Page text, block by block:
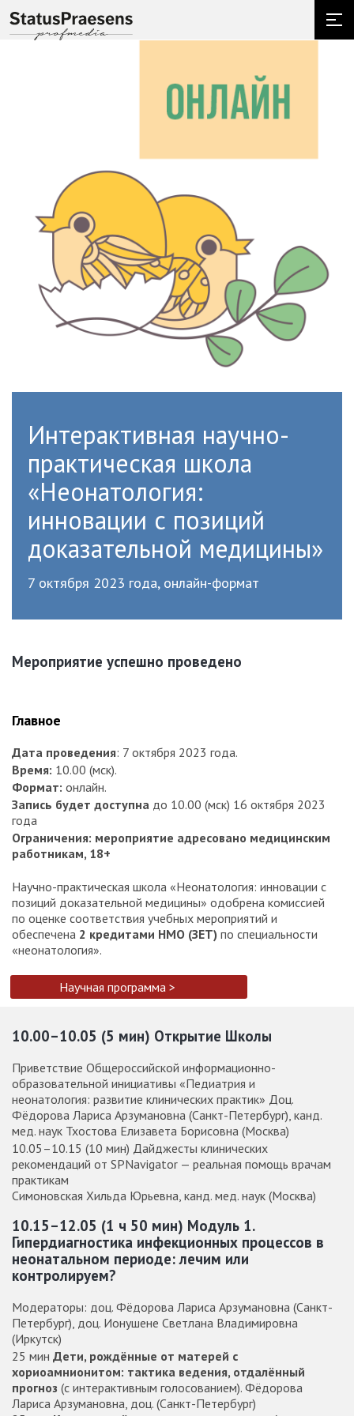
Интерактивная научно-
практическая школа
«Неонатология:
инновации с позиций
доказательной медицины»
7 октября 2023 года, онлайн-формат
Мероприятие успешно проведено
Главное
Дата проведения: 7 октября 2023 года.
Время: 10.00 (мск).
Формат: онлайн.
Запись будет доступна до 10.00 (мск) 16 октября 2023
года
Ограничения: мероприятие адресовано медицинским
работникам, 18+
Научно-практическая школа «Неонатология: инновации с
позиций доказательной медицины» одобрена комиссией
по оценке соответствия учебных мероприятий и
обеспечена 2 кредитами НМО (ЗЕТ) по специальности
«неонатология».
Научная программа >
10.00–10.05 (5 мин) Открытие Школы
Приветствие Общероссийской информационно-
образовательной инициативы «Педиатрия и
неонатология: развитие клинических практик» Доц.
Фёдорова Лариса Арзумановна (Санкт-Петербург), канд.
мед. наук Тхостова Елизавета Борисовна (Москва)
10.05–10.15 (10 мин) Дайджесты клинических
рекомендаций от SPNavigator — реальная помощь врачам
практикам
Симоновская Хильда Юрьевна, канд. мед. наук (Москва)
10.15–12.05 (1 ч 50 мин) Модуль 1.
Гипердиагностика инфекционных процессов в
неонатальном периоде: лечим или
контролируем?
Модераторы: доц. Фёдорова Лариса Арзумановна (Санкт-
Петербург), доц. Ионушене Светлана Владимировна
(Иркутск)
25 мин Дети, рождённые от матерей с
хориоамнионитом: тактика ведения, отдалённый
прогноз (с интерактивным голосованием). Фёдорова
Лариса Арзумановна, доц. (Санкт-Петербург)